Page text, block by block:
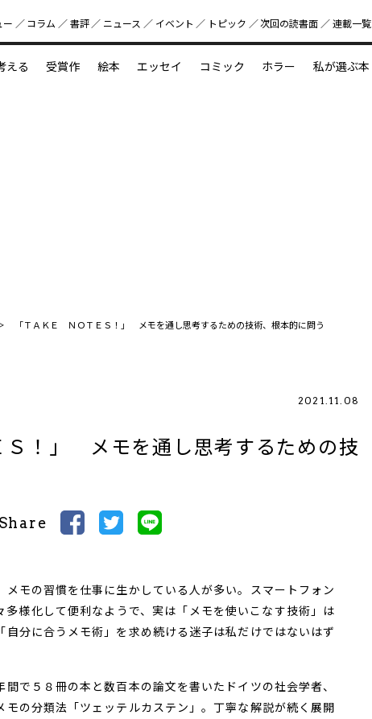
好書好日
ー コラム 書評 ニュース イベント トピック 次回の読書⾯ 連載一覧
える 受賞作 絵本 エッセイ コミック ホラー 私が選ぶ本
「ＴＡＫＥ ＮＯＴＥＳ！」 メモを通し思考するための技術、根本的に問う
2021.11.08
Ｓ！」 メモを通し思考するための技
Share
モの習慣を仕事に生かしている人が多い。スマートフォン
多様化して便利なようで、実は「メモを使いこなす技術」は
分に合うメモ術」を求め続ける迷子は私だけではないはず
で５８冊の本と数百本の論文を書いたドイツの社会学者、
モの分類法「ツェッテルカステン」。丁寧な解説が続く展開